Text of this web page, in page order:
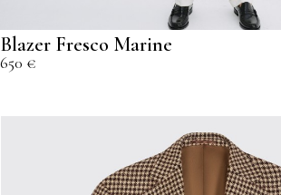
Blazer Fresco Marine
650 €